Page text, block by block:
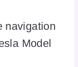
navigation
Model